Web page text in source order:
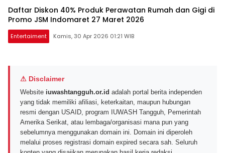
Daftar Diskon 40% Produk Perawatan Rumah dan Gigi di
Promo JSM Indomaret 27 Maret 2026
Entertaiment Kamis, 30 Apr 2026 01:21 WIB
⚠ Disclaimer
Website iuwashtangguh.or.id adalah portal berita independen
yang tidak memiliki afiliasi, keterkaitan, maupun hubungan
resmi dengan USAID, program IUWASH Tangguh, Pemerintah
Amerika Serikat, atau lembaga/organisasi mana pun yang
sebelumnya menggunakan domain ini. Domain ini diperoleh
melalui proses registrasi domain expired secara sah. Seluruh